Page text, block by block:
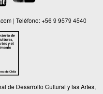
| Teléfono:+56 9 9579 4540
de Desarrollo Cultural y las Artes,